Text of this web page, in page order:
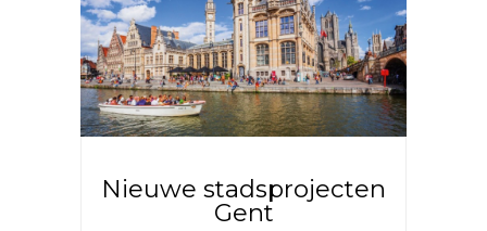
Nieuwe stadsprojecten
Gent